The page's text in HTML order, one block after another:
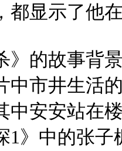
都显示了他
》的故事背
中市井生活
中安安站在
1》中的张